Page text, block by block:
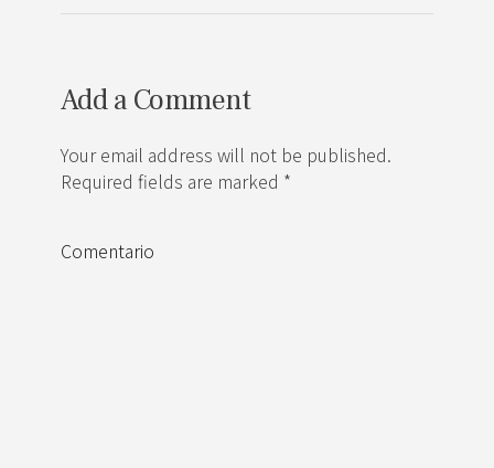
Add a Comment
Your email address will not be published.
Required fields are marked *
Comentario